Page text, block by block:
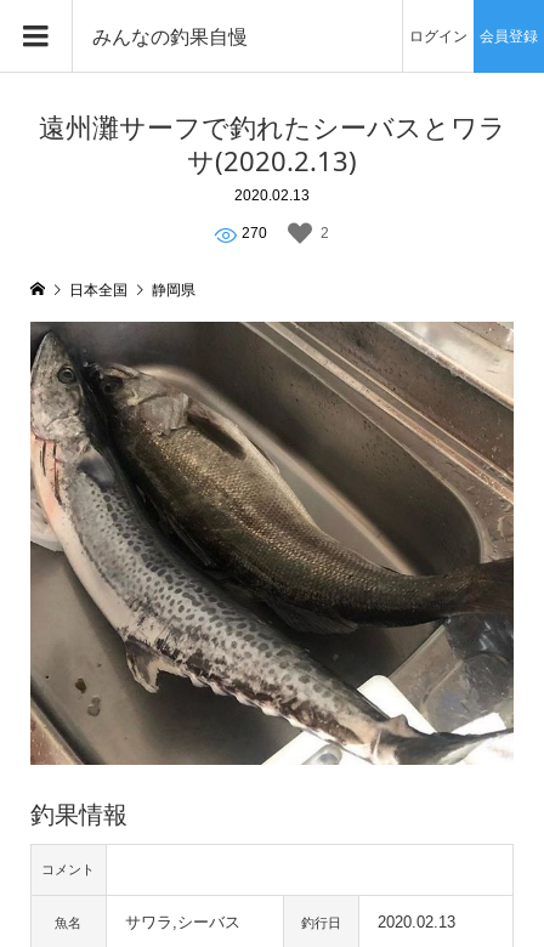
みんなの釣果自慢 ログイン 会員登録
遠州灘サーフで釣れたシーバスとワラ
サ(2020.2.13)
2020.02.13
270 2
日本全国 静岡県
釣果情報
コメント
魚名 サワラ,シーバス 釣行日 2020.02.13